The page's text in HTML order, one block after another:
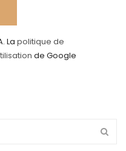
La politique de
de Google